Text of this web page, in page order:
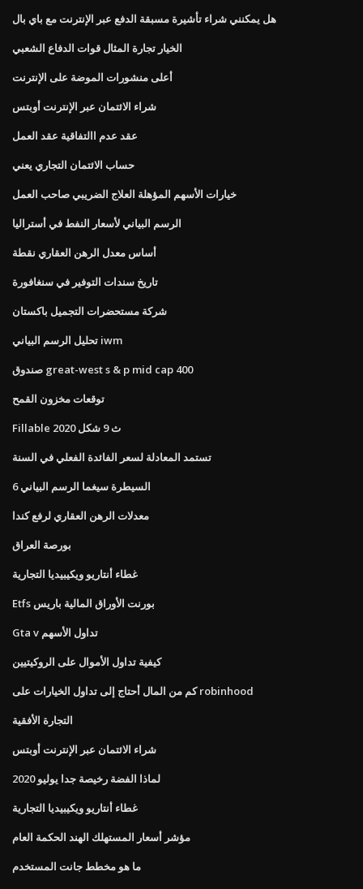
هل يمكنني شراء تأشيرة مسبقة الدفع عبر الإنترنت مع باي بال
الخيار تجارة المثال قوات الدفاع الشعبي
أعلى منشورات الموضة على الإنترنت
شراء الائتمان عبر الإنترنت أوبتس
عقد عدم االتفاقية عقد العمل
حساب الائتمان التجاري يعني
خيارات الأسهم المؤهلة العلاج الضريبي صاحب العمل
الرسم البياني لأسعار النفط في أستراليا
أساس معدل الرهن العقاري نقطة
تاريخ سندات التوفير في سنغافورة
شركة مستحضرات التجميل باكستان
تحليل الرسم البياني iwm
صندوق great-west s & p mid cap 400
توقعات مخزون القمح
Fillable ث 9 شكل 2020
تستمد المعادلة لسعر الفائدة الفعلي في السنة
6 السيطرة سيغما الرسم البياني
معدلات الرهن العقاري لرفع كندا
بورصة العراق
غطاء أنتاريو ويكيبيديا التجارية
Etfs بورنت الأوراق المالية باريس
Gta v تداول الأسهم
كيفية تداول الأموال على الروكيتيين
كم من المال أحتاج إلى تداول الخيارات على robinhood
التجارة الأفقية
شراء الائتمان عبر الإنترنت أوبتس
لماذا الفضة رخيصة جدا يوليو 2020
غطاء أنتاريو ويكيبيديا التجارية
مؤشر أسعار المستهلك الهند الحكمة العام
ما هو مخطط جانت المستخدم